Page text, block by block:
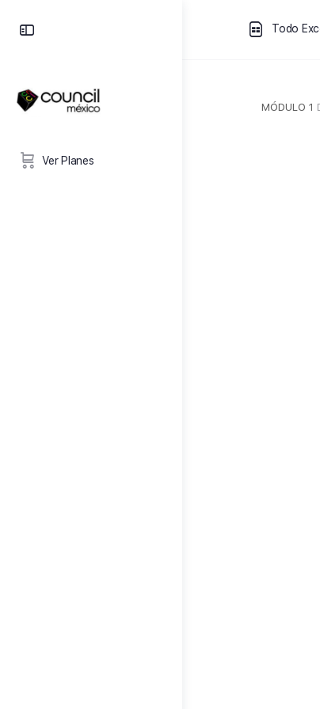
Ver Planes
Todo
MÓDULO 1